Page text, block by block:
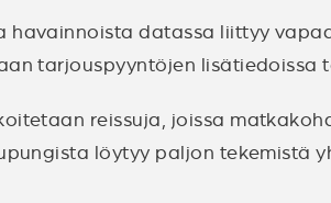
havainnoista datassa liittyy
tarjouspyyntöjen
reissuja, joissa
löytyy paljon tekemistä